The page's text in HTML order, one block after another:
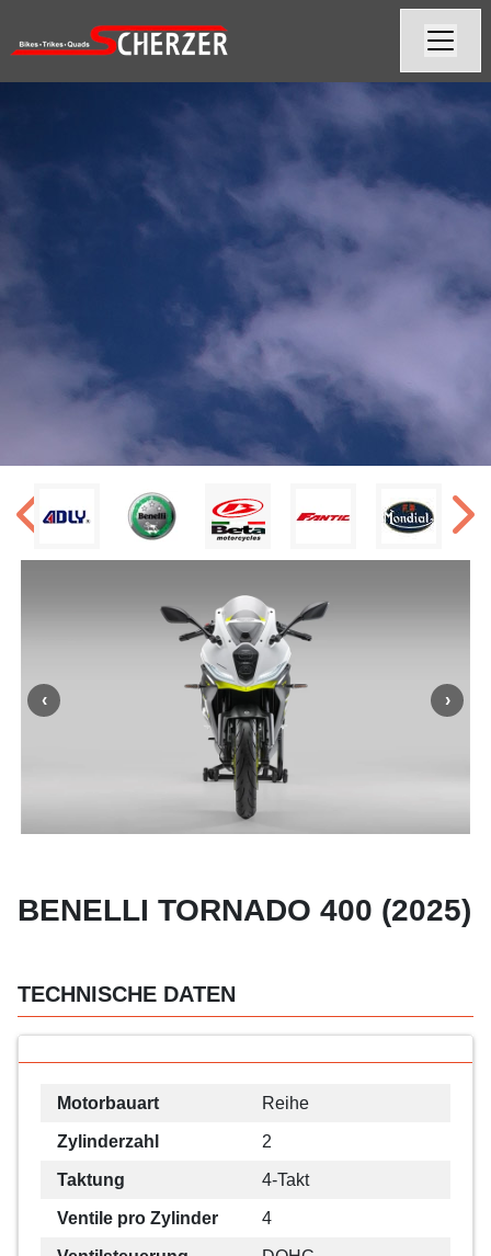
BENELLI TORNADO 400 (2025)
TECHNISCHE DATEN
Motorbauart Reihe
Zylinderzahl 2
Taktung 4-Takt
Ventile pro Zylinder 4